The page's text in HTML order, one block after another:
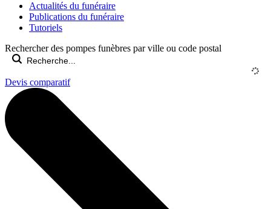
Actualités du funéraire
Publications du funéraire
Tutoriels
Rechercher des pompes funèbres par ville ou code postal
Devis comparatif